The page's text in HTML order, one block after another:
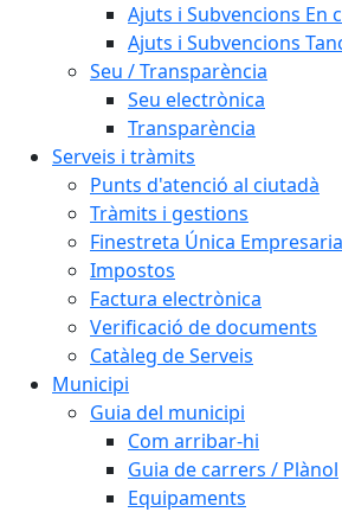
Ajuts i Subvencions En
Ajuts i Subvencions
Seu / Transparència
Seu electrònica
Transparència
Serveis i tràmits
Punts d'atenció al ciutadà
Tràmits i gestions
Finestreta Única
Impostos
Factura electrònica
Verificació de documents
Catàleg de Serveis
Municipi
Guia del municipi
Com arribar-hi
Guia de carrers / Plànol
Equipaments